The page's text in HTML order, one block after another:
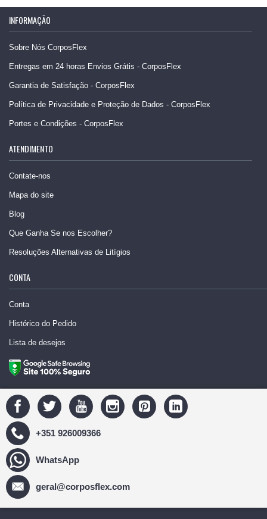
INFORMAÇÃO
Sobre Nós CorposFlex
Entregas em 24 horas Envios Grátis - CorposFlex
Garantia de Satisfação - CorposFlex
Política de Privacidade e Proteção de Dados - CorposFlex
Portes e Condições - CorposFlex
ATENDIMENTO
Contate-nos
Mapa do site
Blog
Que Ganha Se nos Escolher?
Resoluções Alternativas de Litígios
CONTA
Conta
Histórico do Pedido
Lista de desejos
+351 926009366
WhatsApp
geral@corposflex.com